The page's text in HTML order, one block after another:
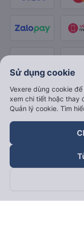
Theo dõi chúng
Sử dụng cookie
Vexere dùng cookie
xem chi tiết hoặc thay
Quản lý cookie. Tìm